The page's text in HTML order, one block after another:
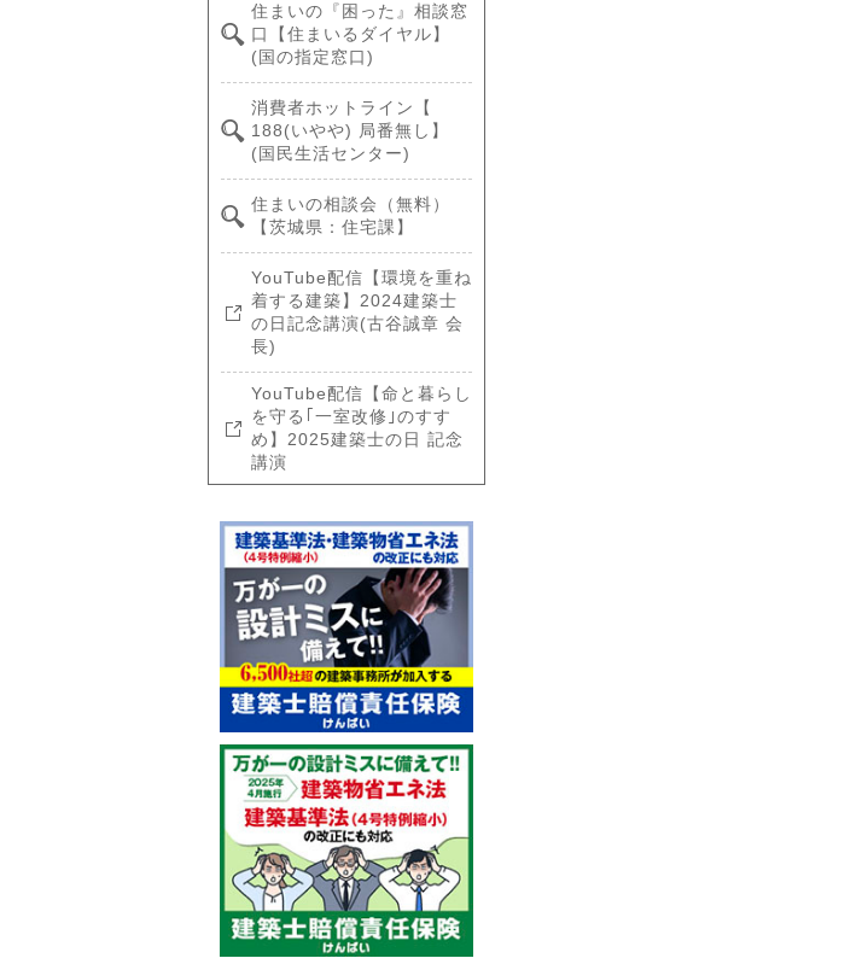
住まいの『困った』相談窓
口【住まいるダイヤル】
(国の指定窓口)
消費者ホットライン【
188(いやや) 局番無し】
(国民生活センター)
住まいの相談会（無料）
【茨城県：住宅課】
YouTube配信【環境を重ね
着する建築】2024建築士
の日記念講演(古谷誠章 会
長)
YouTube配信【命と暮らし
を守る｢一室改修｣のすす
め】2025建築士の日 記念
講演